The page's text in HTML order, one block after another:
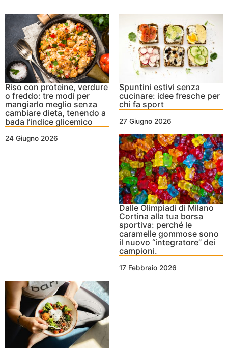
Riso con proteine, verdure
o freddo: tre modi per
mangiarlo meglio senza
cambiare dieta, tenendo a
bada l’indice glicemico
24 Giugno 2026
Spuntini estivi senza
cucinare: idee fresche per
chi fa sport
27 Giugno 2026
Dalle Olimpiadi di Milano
Cortina alla tua borsa
sportiva: perché le
caramelle gommose sono
il nuovo “integratore” dei
campioni.
17 Febbraio 2026